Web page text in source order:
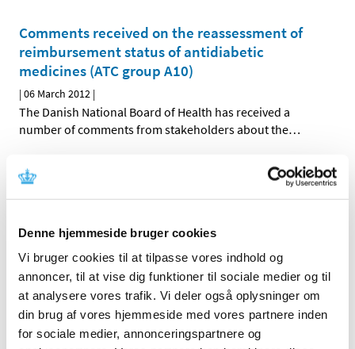
Denne hjemmeside bruger cookies
Vi bruger cookies til at tilpasse vores indhold og
annoncer, til at vise dig funktioner til sociale medier og til
at analysere vores trafik. Vi deler også oplysninger om
din brug af vores hjemmeside med vores partnere inden
for sociale medier, annonceringspartnere og
Comments received on the reassessment of
reimbursement status of antidiabetic
medicines (ATC group A10)
|06 March 2012 |
The Danish National Board of Health has received a
number of comments from stakeholders about the…
All items (464)
2026 (15)
2025 (23)
2024 (26)
2023 (24)
2022 (20)